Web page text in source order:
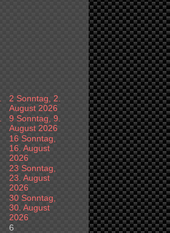
2 Sonntag, 2.
August 2026
9 Sonntag, 9.
August 2026
16 Sonntag,
16. August
2026
23 Sonntag,
23. August
2026
30 Sonntag,
30. August
2026
6